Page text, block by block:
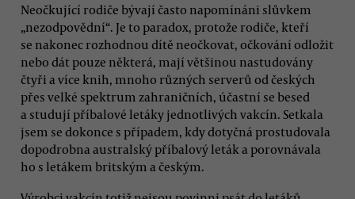
Neočkující rodiče bývají často napomínáni slůvkem
„nezodpovědní“. Je to paradox, protože rodiče, kteří
se nakonec rozhodnou dítě neočkovat, očkování odložit
nebo dát pouze některá, mají většinou nastudovány
čtyři a více knih, mnoho různých serverů od českých
přes velké spektrum zahraničních, účastní se besed
a studují příbalové letáky jednotlivých vakcín. Setkala
jsem se dokonce s případem, kdy dotyčná prostudovala
dopodrobna australský příbalový leták a porovnávala
ho s letákem britským a českým.